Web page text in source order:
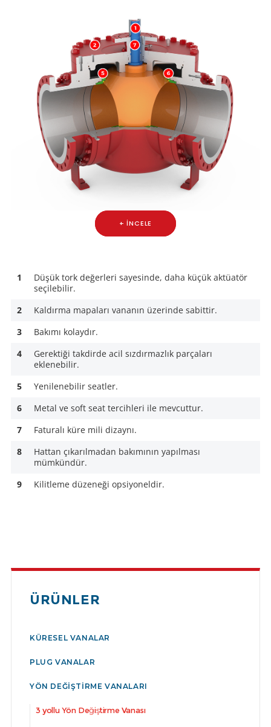
+ İNCELE
1
Düşük tork değerleri sayesinde, daha küçük aktüatör
seçilebilir.
2
Kaldırma mapaları vananın üzerinde sabittir.
3
Bakımı kolaydır.
4
Gerektiği takdirde acil sızdırmazlık parçaları
eklenebilir.
5
Yenilenebilir seatler.
6
Metal ve soft seat tercihleri ile mevcuttur.
7
Faturalı küre mili dizaynı.
8
Hattan çıkarılmadan bakımının yapılması
mümkündür.
9
Kilitleme düzeneği opsiyoneldir.
ÜRÜNLER
KÜRESEL VANALAR
PLUG VANALAR
YÖN DEĞIŞTIRME VANALARI
3 yollu Yön Değiştirme Vanası